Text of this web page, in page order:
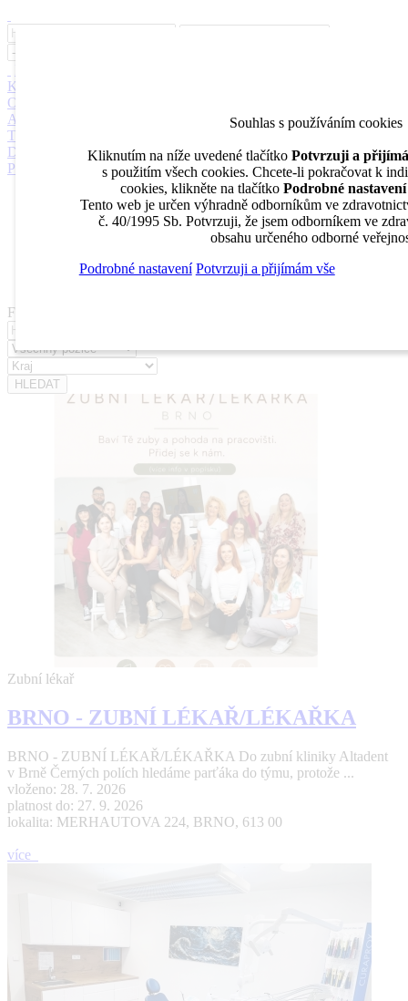
Kariérní poradenství
O nás
AKADEMIE
DENTAL JOBS STOMATEAM
TV
DentalJobs.cz menu search
Přihlásit
Inzerce
Moje inzeráty
Kariérní poradenství
Filtrovat
Zubní lékař
BRNO - ZUBNÍ LÉKAŘ/LÉKAŘKA
BRNO - ZUBNÍ LÉKAŘ/LÉKAŘKA Do zubní kliniky Altadent
v Brně Černých polích hledáme parťáka do týmu, protože ...
vloženo: 28. 7. 2026
platnost do: 27. 9. 2026
lokalita: MERHAUTOVA 224, BRNO, 613 00
více
Souhlas s používáním cookies
Kliknutím na níže uvedené tlačítkoPotvrzuji a
s použitím všech cookies. Chcete-li pokračovat k
cookies, klikněte na tlačítko Podrobné nastavení
Tento web je určen výhradně odborníkům ve
č. 40/1995 Sb. Potvrzuji, že jsem odborníkem ve
obsahu určeného odborné
Podrobné nastavení Potvrzuji a přijímám vše